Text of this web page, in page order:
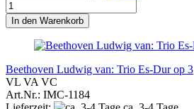
In den Warenkorb
Beethoven Ludwig van: Trio Es-Dur op 3
VL VA VC
Art.Nr.: IMC-1184